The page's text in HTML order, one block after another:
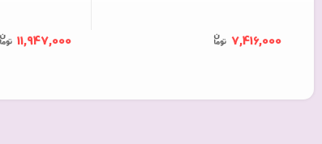
7,416,000
11,947,000